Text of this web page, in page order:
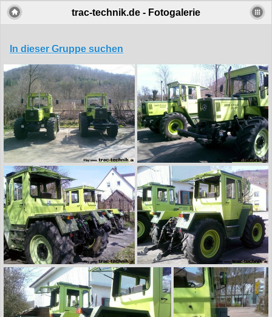
trac-technik.de - Fotogalerie
In dieser Gruppe suchen